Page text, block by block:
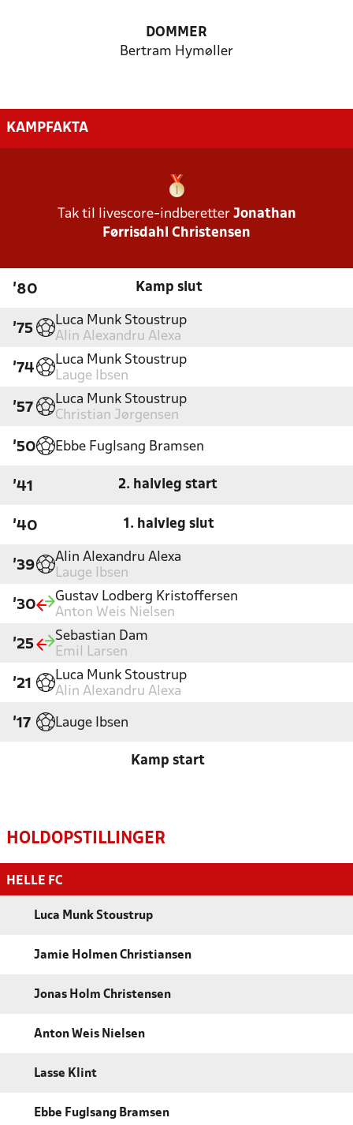
DOMMER
Bertram Hymøller
KAMPFAKTA
Tak til livescore-indberetter Jonathan
Førrisdahl Christensen
'80 Kamp slut
'75
Luca Munk Stoustrup
Alin Alexandru Alexa
'74
Luca Munk Stoustrup
Lauge Ibsen
'57
Luca Munk Stoustrup
Christian Jørgensen
'50 Ebbe Fuglsang Bramsen
'41 2. halvleg start
'40 1. halvleg slut
'39
Alin Alexandru Alexa
Lauge Ibsen
'30
Gustav Lodberg Kristoffersen
Anton Weis Nielsen
'25
Sebastian Dam
Emil Larsen
'21
Luca Munk Stoustrup
Alin Alexandru Alexa
'17 Lauge Ibsen
Kamp start
HOLDOPSTILLINGER
HELLE FC
Luca Munk Stoustrup
Jamie Holmen Christiansen
Jonas Holm Christensen
Anton Weis Nielsen
Lasse Klint
Ebbe Fuglsang Bramsen